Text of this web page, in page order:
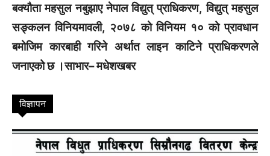
बक्यौता महसुल नबुझाए नेपाल विद्युत् प्राधिकरण, विद्युत् महसुल
सङ्कलन विनियमावली, २०७८ को विनियम १० को प्रावधान
बमोजिम कारबाही गरिने अर्थात लाइन काटिने प्राधिकरणले
जनाएको छ ।साभार– मधेशखबर
विज्ञापन